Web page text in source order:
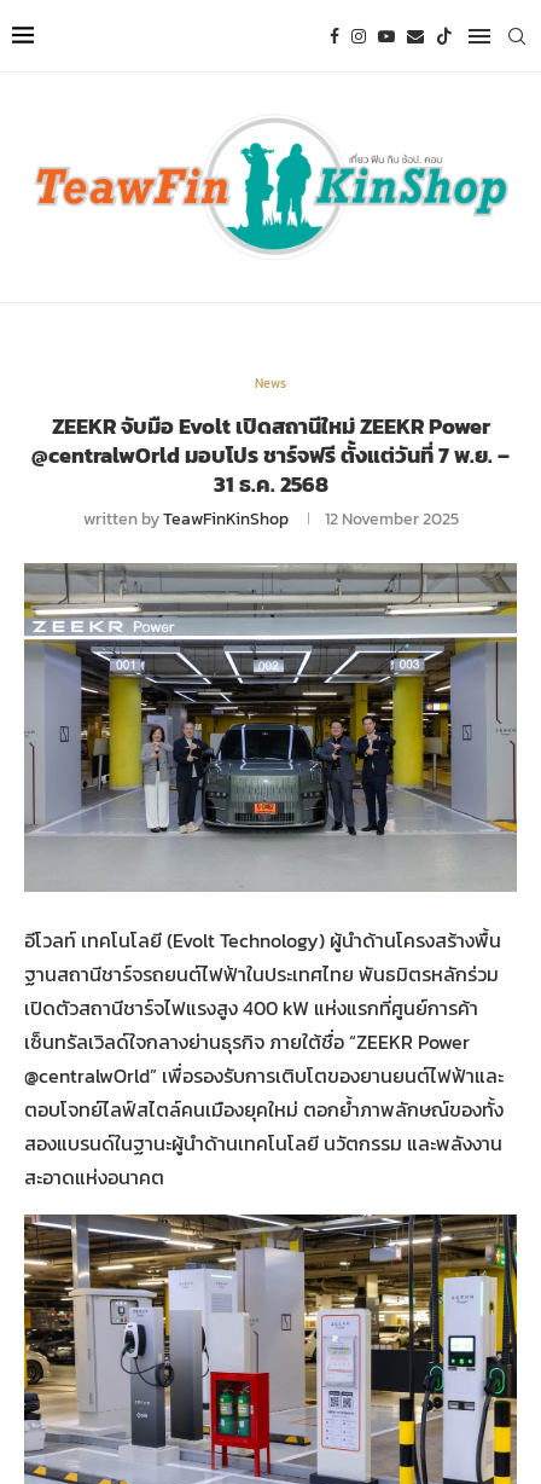
News
ZEEKR จับมือ Evolt เปิดสถานีใหม่ ZEEKR Power
@centralwOrld มอบโปร ชาร์จฟรี ตั้งแต่วันที่ 7 พ.ย. –
31 ธ.ค. 2568
written byTeawFinKinShop 12 November 2025
อีโวลท์ เทคโนโลยี (Evolt Technology) ผู้นำด้านโครงสร้างพื้น
ฐานสถานีชาร์จรถยนต์ไฟฟ้าในประเทศไทย พันธมิตรหลักร่วม
เปิดตัวสถานีชาร์จไฟแรงสูง 400 kW แห่งแรกที่ศูนย์การค้า
เซ็นทรัลเวิลด์ใจกลางย่านธุรกิจ ภายใต้ชื่อ “ZEEKR Power
@centralwOrld” เพื่อรองรับการเติบโตของยานยนต์ไฟฟ้าและ
ตอบโจทย์ไลฟ์สไตล์คนเมืองยุคใหม่ ตอกย้ำภาพลักษณ์ของทั้ง
สองแบรนด์ในฐานะผู้นำด้านเทคโนโลยี นวัตกรรม และพลังงาน
สะอาดแห่งอนาคต